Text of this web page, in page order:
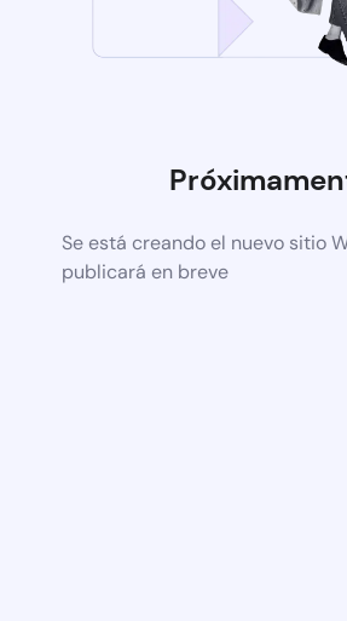
Se está creando el nuevo sitio
publicará en breve